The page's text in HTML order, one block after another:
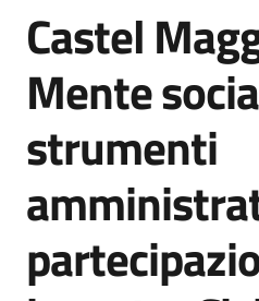
Servizi
Vivere
l'Unione
Menu selezionato
Amministrazione
Salta al contenuto
Castel
Mente
strumenti